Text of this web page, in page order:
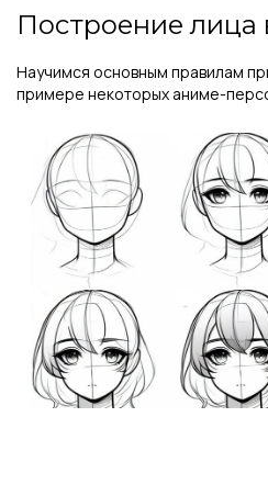
Построение лица
Научимся основным правилам
примере некоторых аниме-